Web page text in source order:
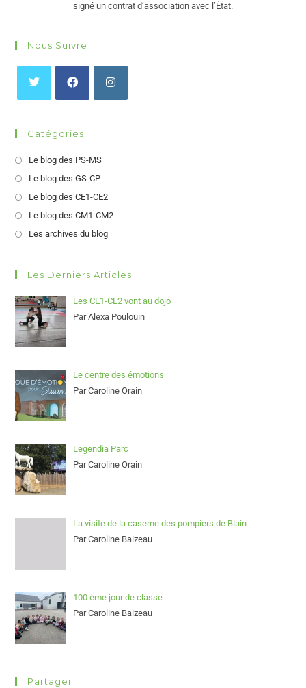
signé un contrat d’association avec l’État.
Nous Suivre
Catégories
Le blog des PS-MS
Le blog des GS-CP
Le blog des CE1-CE2
Le blog des CM1-CM2
Les archives du blog
Les Derniers Articles
Les CE1-CE2 vont au dojo
Par Alexa Poulouin
Le centre des émotions
Par Caroline Orain
Legendia Parc
Par Caroline Orain
La visite de la caserne des pompiers de Blain
Par Caroline Baizeau
100 ème jour de classe
Par Caroline Baizeau
Partager